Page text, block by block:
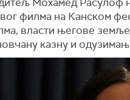
филма на Канском
власти његове
казну и